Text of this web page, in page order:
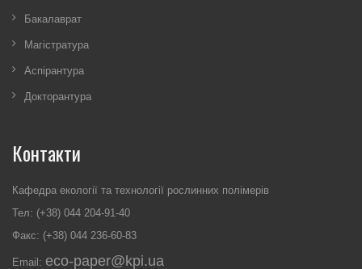
Бакалаврат
Магістратура
Аспірантура
Докторантура
Контакти
Кафедра екології та технології рослинних полімерів
Тел: (+38) 044 204-91-40
Факс: (+38) 044 236-60-83
Email: eco-paper@kpi.ua